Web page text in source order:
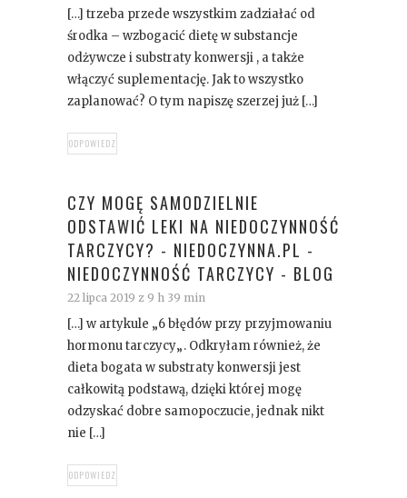
[…] trzeba przede wszystkim zadziałać od
środka – wzbogacić dietę w substancje
odżywcze i substraty konwersji , a także
włączyć suplementację. Jak to wszystko
zaplanować? O tym napiszę szerzej już […]
ODPOWIEDZ
CZY MOGĘ SAMODZIELNIE
ODSTAWIĆ LEKI NA NIEDOCZYNNOŚĆ
TARCZYCY? - NIEDOCZYNNA.PL -
NIEDOCZYNNOŚĆ TARCZYCY - BLOG
22 lipca 2019 z 9 h 39 min
[…] w artykule „6 błędów przy przyjmowaniu
hormonu tarczycy„. Odkryłam również, że
dieta bogata w substraty konwersji jest
całkowitą podstawą, dzięki której mogę
odzyskać dobre samopoczucie, jednak nikt
nie […]
ODPOWIEDZ